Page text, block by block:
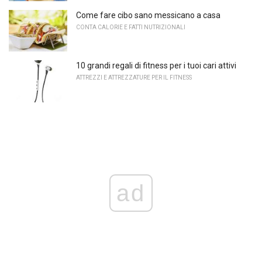
Come fare cibo sano messicano a casa
CONTA CALORIE E FATTI NUTRIZIONALI
10 grandi regali di fitness per i tuoi cari attivi
ATTREZZI E ATTREZZATURE PER IL FITNESS
ad